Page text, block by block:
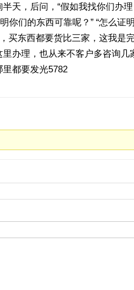
天，后问，“假如我找你们办
你们的东西可靠呢？” “怎么证
买东西都要货比三家，这我是
办理，也从来不客户多咨询几
都要发光5782